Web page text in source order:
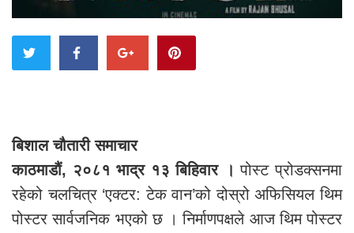
बिशाल चौतारी समाचार
काठमाडौं, २०८१ भाद्र १३ बिहिवार । पोस्ट प्रोडक्सनमा
रहेको चलचित्र ‘एक्टर: टेक वान’को दोस्रो अफिसियल थिम
पोस्टर सार्वजनिक भएको छ । निर्माणपक्षले आज थिम पोस्टर